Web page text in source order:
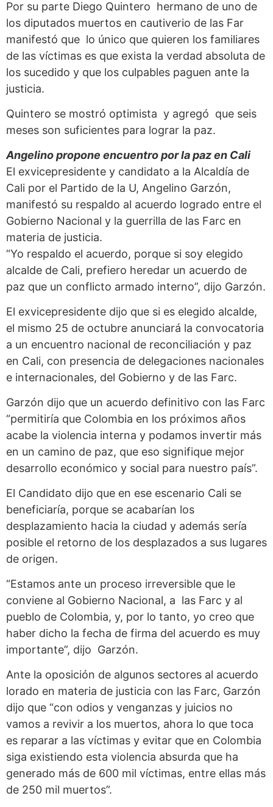
Por su parte Diego Quintero hermano de uno de
los diputados muertos en cautiverio de las Far
manifestó que lo único que quieren los familiares
de las víctimas es que exista la verdad absoluta de
los sucedido y que los culpables paguen ante la
justicia.
Quintero se mostró optimista y agregó que seis
meses son suficientes para lograr la paz.
Angelino propone encuentro por la paz en Cali
El exvicepresidente y candidato a la Alcaldía de
Cali por el Partido de la U, Angelino Garzón,
manifestó su respaldo al acuerdo logrado entre el
Gobierno Nacional y la guerrilla de las Farc en
materia de justicia.
“Yo respaldo el acuerdo, porque si soy elegido
alcalde de Cali, prefiero heredar un acuerdo de
paz que un conflicto armado interno”, dijo Garzón.
El exvicepresidente dijo que si es elegido alcalde,
el mismo 25 de octubre anunciará la convocatoria
a un encuentro nacional de reconciliación y paz
en Cali, con presencia de delegaciones nacionales
e internacionales, del Gobierno y de las Farc.
Garzón dijo que un acuerdo definitivo con las Farc
“permitiría que Colombia en los próximos años
acabe la violencia interna y podamos invertir más
en un camino de paz, que eso signifique mejor
desarrollo económico y social para nuestro país”.
El Candidato dijo que en ese escenario Cali se
beneficiaría, porque se acabarían los
desplazamiento hacia la ciudad y además sería
posible el retorno de los desplazados a sus lugares
de origen.
“Estamos ante un proceso irreversible que le
conviene al Gobierno Nacional, a las Farc y al
pueblo de Colombia, y, por lo tanto, yo creo que
haber dicho la fecha de firma del acuerdo es muy
importante”, dijo Garzón.
Ante la oposición de algunos sectores al acuerdo
lorado en materia de justicia con las Farc, Garzón
dijo que “con odios y venganzas y juicios no
vamos a revivir a los muertos, ahora lo que toca
es reparar a las víctimas y evitar que en Colombia
siga existiendo esta violencia absurda que ha
generado más de 600 mil víctimas, entre ellas más
de 250 mil muertos”.